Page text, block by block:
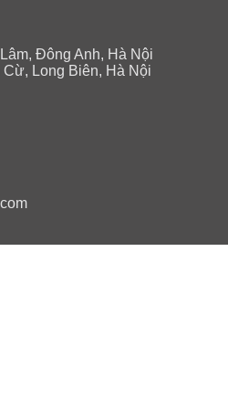
Đông Anh, Hà Nội
Long Biên, Hà Nội